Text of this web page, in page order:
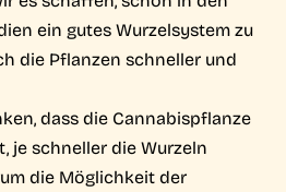
ein gutes Wurzelsystem zu
die Pflanzen schneller und
dass die Cannabispflanze
je schneller die Wurzeln
die Möglichkeit der